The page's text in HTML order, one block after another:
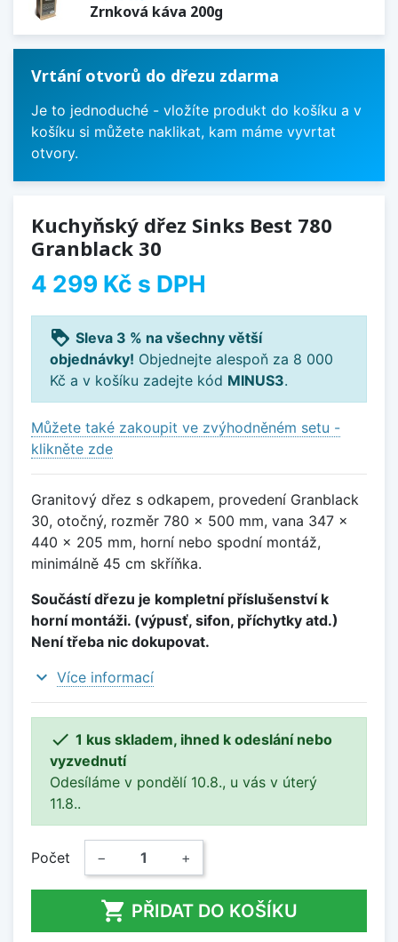
Zrnková káva 200g
Vrtání otvorů do dřezu zdarma
Je to jednoduché - vložíte produkt do košíku a v
košíku si můžete naklikat, kam máme vyvrtat
otvory.
Kuchyňský dřez Sinks Best 780
Granblack 30
4 299 Kč s DPH
loyalty Sleva 3 % na všechny větší
objednávky! Objednejte alespoň za 8 000
Kč a v košíku zadejte kód MINUS3.
Můžete také zakoupit ve zvýhodněném setu -
klikněte zde
Granitový dřez s odkapem, provedení Granblack
30, otočný, rozměr 780 x 500 mm, vana 347 x
440 x 205 mm, horní nebo spodní montáž,
minimálně 45 cm skříňka.
Součástí dřezu je kompletní příslušenství k
horní montáži. (výpusť, sifon, příchytky atd.)
Není třeba nic dokupovat.
expand_more Více informací
 1 kus skladem, ihned k odeslání nebo
vyzvednutí
Odesíláme v pondělí 10.8., u vás v úterý
11.8..
Počet − +
 PŘIDAT DO KOŠÍKU